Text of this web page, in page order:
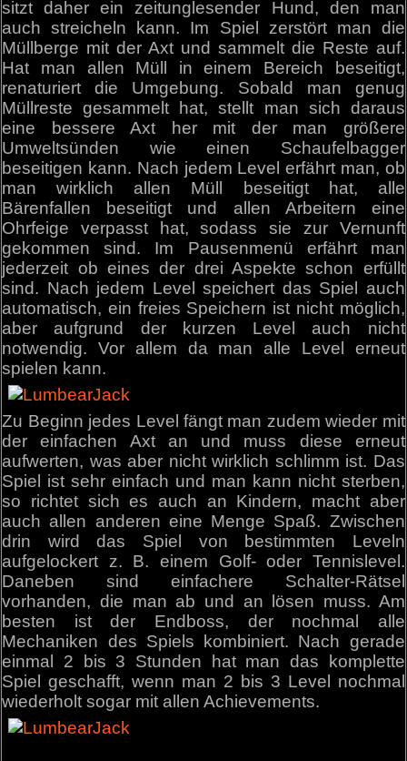
sitzt daher ein zeitunglesender Hund, den man
auch streicheln kann. Im Spiel zerstört man die
Müllberge mit der Axt und sammelt die Reste auf.
Hat man allen Müll in einem Bereich beseitigt,
renaturiert die Umgebung. Sobald man genug
Müllreste gesammelt hat, stellt man sich daraus
eine bessere Axt her mit der man größere
Umweltsünden wie einen Schaufelbagger
beseitigen kann. Nach jedem Level erfährt man, ob
man wirklich allen Müll beseitigt hat, alle
Bärenfallen beseitigt und allen Arbeitern eine
Ohrfeige verpasst hat, sodass sie zur Vernunft
gekommen sind. Im Pausenmenü erfährt man
jederzeit ob eines der drei Aspekte schon erfüllt
sind. Nach jedem Level speichert das Spiel auch
automatisch, ein freies Speichern ist nicht möglich,
aber aufgrund der kurzen Level auch nicht
notwendig. Vor allem da man alle Level erneut
spielen kann.
Zu Beginn jedes Level fängt man zudem wieder mit
der einfachen Axt an und muss diese erneut
aufwerten, was aber nicht wirklich schlimm ist. Das
Spiel ist sehr einfach und man kann nicht sterben,
so richtet sich es auch an Kindern, macht aber
auch allen anderen eine Menge Spaß. Zwischen
drin wird das Spiel von bestimmten Leveln
aufgelockert z. B. einem Golf- oder Tennislevel.
Daneben sind einfachere Schalter-Rätsel
vorhanden, die man ab und an lösen muss. Am
besten ist der Endboss, der nochmal alle
Mechaniken des Spiels kombiniert. Nach gerade
einmal 2 bis 3 Stunden hat man das komplette
Spiel geschafft, wenn man 2 bis 3 Level nochmal
wiederholt sogar mit allen Achievements.